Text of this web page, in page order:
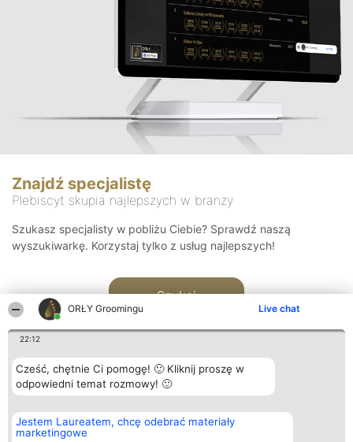
ORŁY Groomingu Live chat
22:12
Cześć, chętnie Ci pomogę! 🙂 Kliknij proszę w
odpowiedni temat rozmowy! 🙂
Jestem Laureatem, chcę odebrać materiały
marketingowe
Znajdź specjalistę
Plebiscyt skupia najlepszych w branży
Szukasz specjalisty w pobliżu Ciebie? Sprawdź naszą
wyszukiwarkę. Korzystaj tylko z usług najlepszych!
Szukaj
Organizator plebiscytu
Bright Side Solutions sp. z o.
o. sp. k.
Plebiscyt
Laureaci
Kontakt
Kontakt